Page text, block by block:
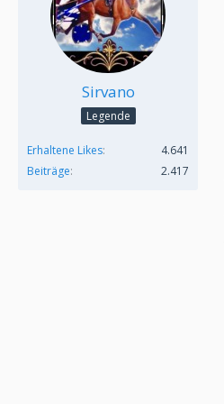
Sirvano
Legende
Erhaltene Likes
4.641
Beiträge
2.417